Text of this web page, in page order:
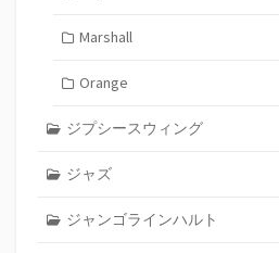
Marshall
Orange
ジプシースウィング
ジャズ
ジャンゴラインハルト